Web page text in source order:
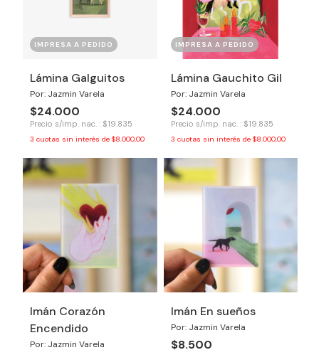
IMPRESA A PEDIDO
Lámina Galguitos
Por: Jazmin Varela
$24.000
Precio s/imp. nac. : $19.835
3 cuotas sin interés de $8.000,00
IMPRESA A PEDIDO
Lámina Gauchito Gil
Por: Jazmin Varela
$24.000
Precio s/imp. nac. : $19.835
3 cuotas sin interés de $8.000,00
Imán Corazón
Encendido
Por: Jazmin Varela
Imán En sueños
Por: Jazmin Varela
$8.500